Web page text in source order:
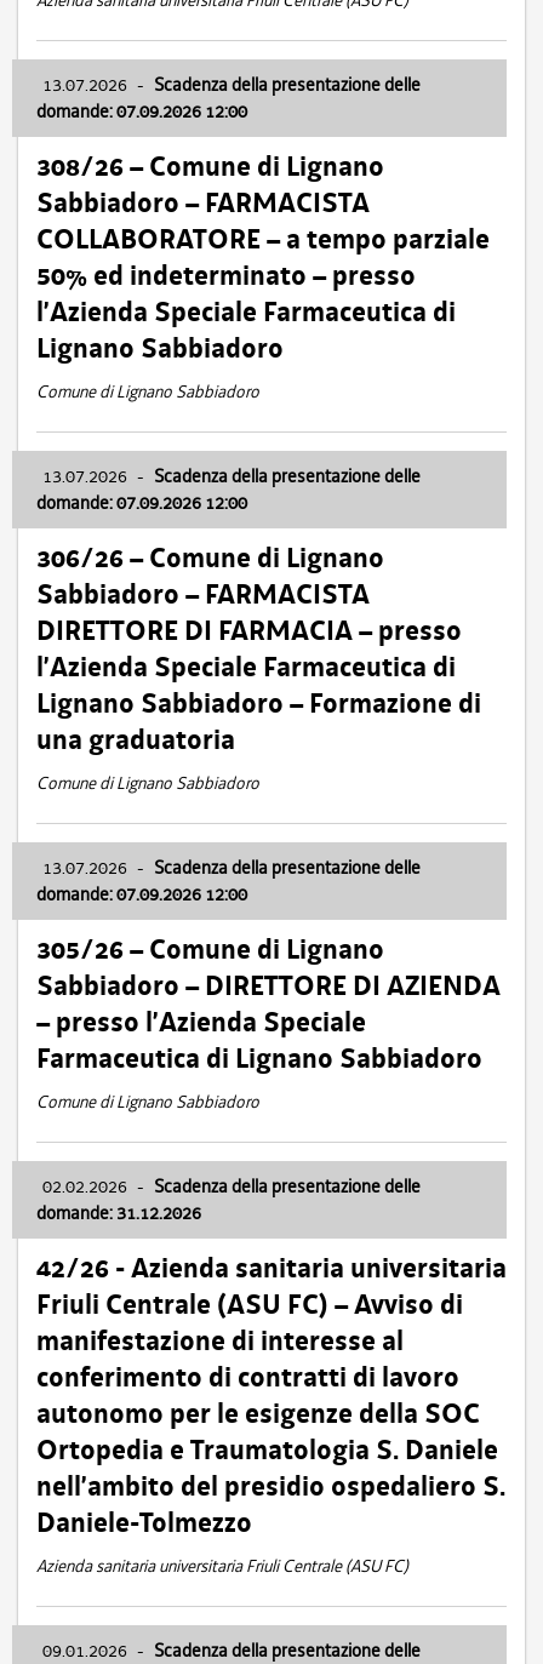
13.07.2026 - Scadenza della presentazione delle
domande: 07.09.2026 12:00
308/26 – Comune di Lignano
Sabbiadoro – FARMACISTA
COLLABORATORE – a tempo parziale
50% ed indeterminato – presso
l’Azienda Speciale Farmaceutica di
Lignano Sabbiadoro
Comune di Lignano Sabbiadoro
13.07.2026 - Scadenza della presentazione delle
domande: 07.09.2026 12:00
306/26 – Comune di Lignano
Sabbiadoro – FARMACISTA
DIRETTORE DI FARMACIA – presso
l’Azienda Speciale Farmaceutica di
Lignano Sabbiadoro – Formazione di
una graduatoria
Comune di Lignano Sabbiadoro
13.07.2026 - Scadenza della presentazione delle
domande: 07.09.2026 12:00
305/26 – Comune di Lignano
Sabbiadoro – DIRETTORE DI AZIENDA
– presso l’Azienda Speciale
Farmaceutica di Lignano Sabbiadoro
Comune di Lignano Sabbiadoro
02.02.2026 - Scadenza della presentazione delle
domande: 31.12.2026
42/26 - Azienda sanitaria universitaria
Friuli Centrale (ASU FC) – Avviso di
manifestazione di interesse al
conferimento di contratti di lavoro
autonomo per le esigenze della SOC
Ortopedia e Traumatologia S. Daniele
nell’ambito del presidio ospedaliero S.
Daniele-Tolmezzo
Azienda sanitaria universitaria Friuli Centrale (ASU FC)
09.01.2026 - Scadenza della presentazione delle